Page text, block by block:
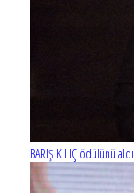
BARIŞ KILIÇ ödülünü aldı